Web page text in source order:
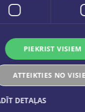
PIEKRIST VISIEM
ATTEIKTIES NO
DETAĻAS